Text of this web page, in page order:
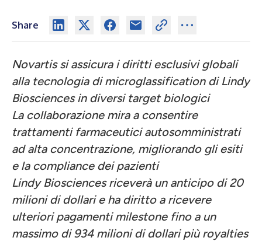
Share
Novartis si assicura i diritti esclusivi globali
alla tecnologia di microglassification di Lindy
Biosciences in diversi target biologici
La collaborazione mira a consentire
trattamenti farmaceutici autosomministrati
ad alta concentrazione, migliorando gli esiti
e la compliance dei pazienti
Lindy Biosciences riceverà un anticipo di 20
milioni di dollari e ha diritto a ricevere
ulteriori pagamenti milestone fino a un
massimo di 934 milioni di dollari più royalties